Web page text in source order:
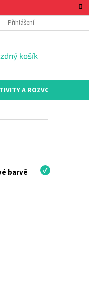
Přihlášení
košík
A ROZVOJ
barvě